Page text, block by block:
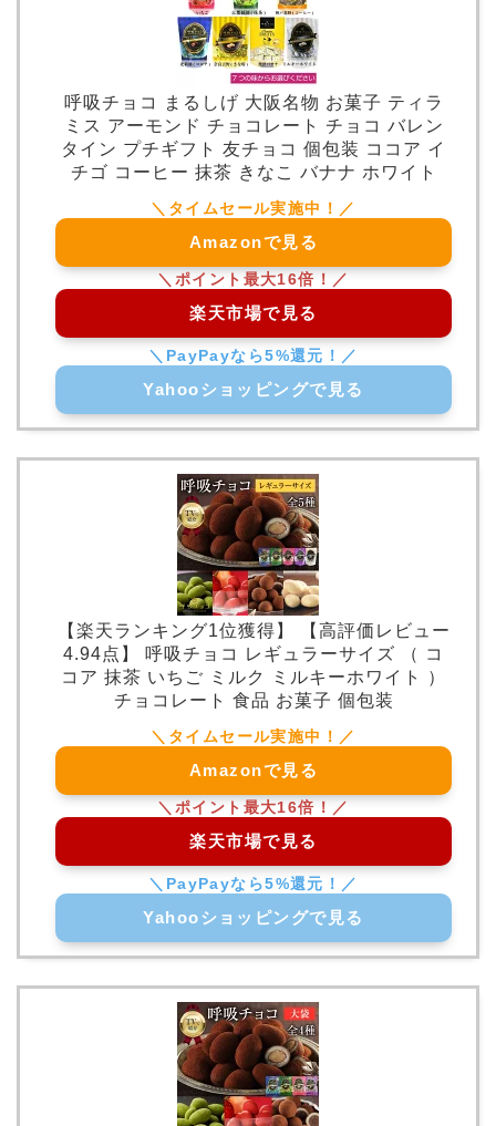
呼吸チョコ まるしげ 大阪名物 お菓子 ティラ
ミス アーモンド チョコレート チョコ バレン
タイン プチギフト 友チョコ 個包装 ココア イ
チゴ コーヒー 抹茶 きなこ バナナ ホワイト
Amazonで見る
楽天市場で見る
Yahooショッピングで見る
【楽天ランキング1位獲得】 【高評価レビュー
4.94点】 呼吸チョコ レギュラーサイズ （ コ
コア 抹茶 いちご ミルク ミルキーホワイト ）
チョコレート 食品 お菓子 個包装
Amazonで見る
楽天市場で見る
Yahooショッピングで見る